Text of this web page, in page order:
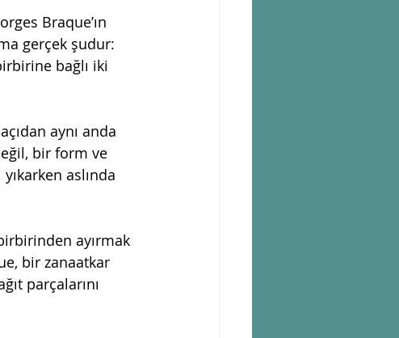
Braque’ın
gerçek şudur:
bağlı iki
aynı anda
bir form ve
aslında
ayırmak
bir zanaatkar
parçalarını